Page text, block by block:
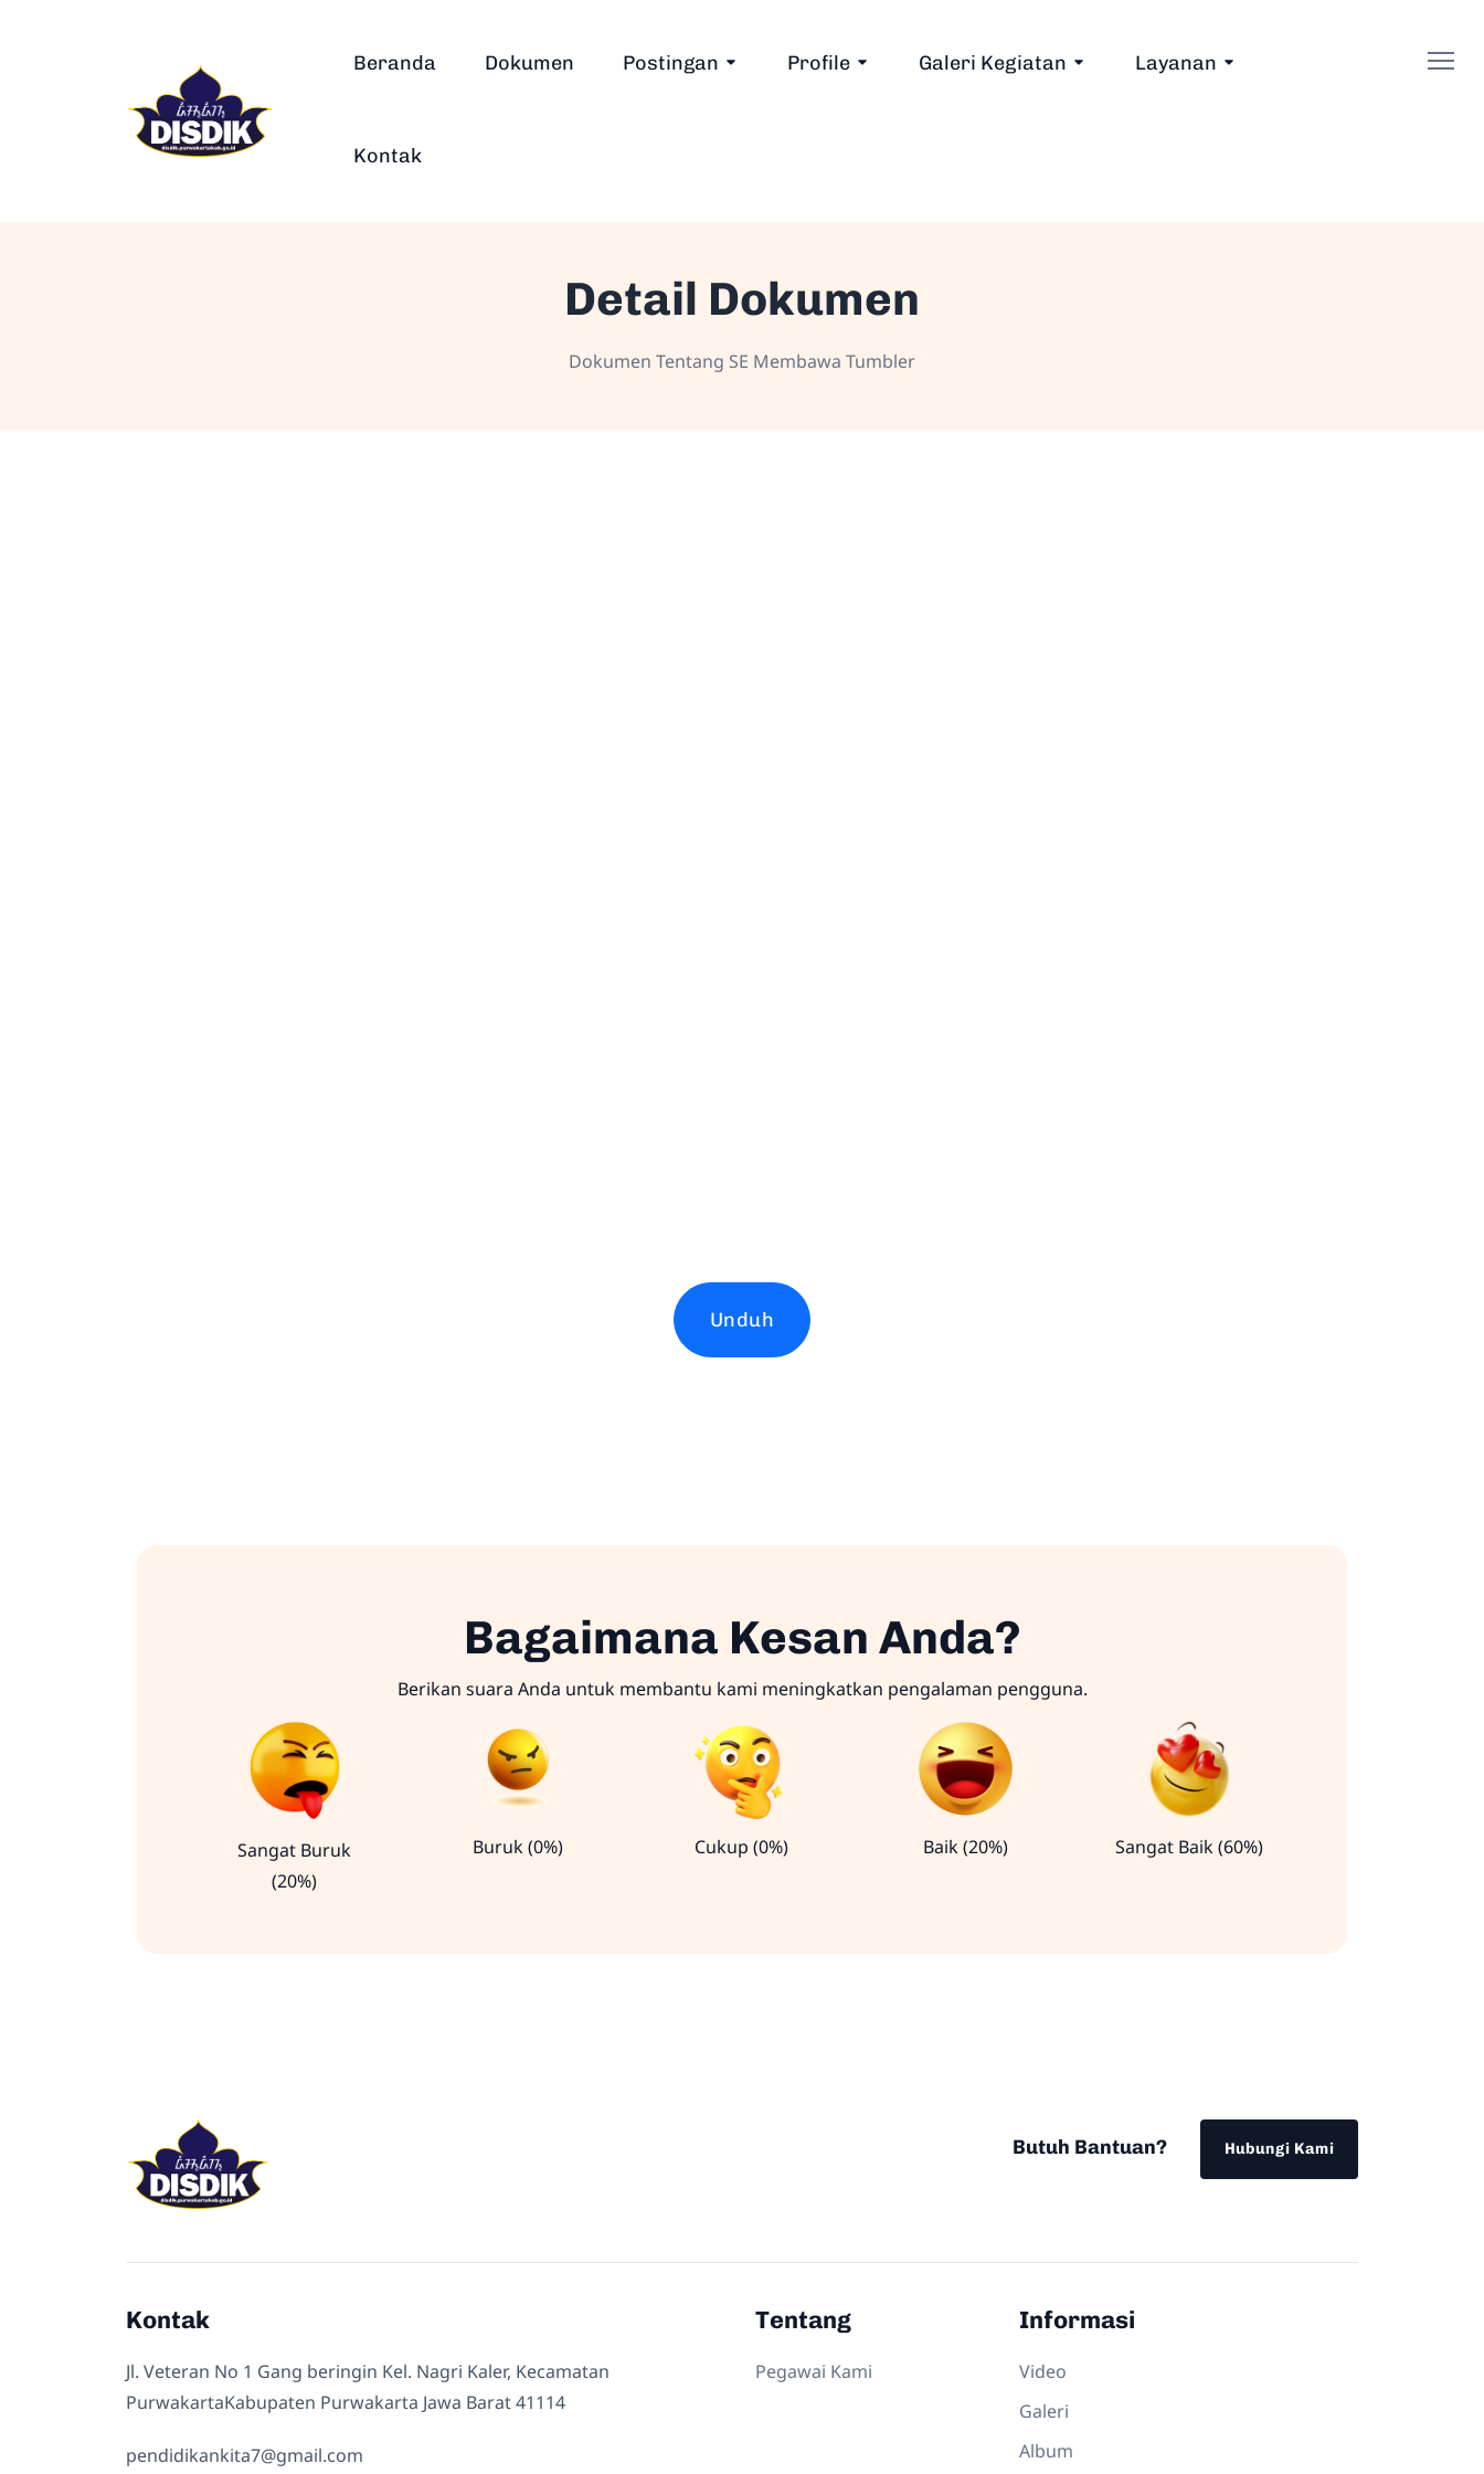
Beranda Dokumen Postingan Profile Galeri Kegiatan Layanan
Kontak
Detail Dokumen
Dokumen Tentang SE Membawa Tumbler
Unduh
Bagaimana Kesan Anda?
Berikan suara Anda untuk membantu kami meningkatkan pengalaman pengguna.
Sangat Buruk
(20%)
Buruk (0%) Cukup (0%) Baik (20%) Sangat Baik (60%)
Butuh Bantuan? Hubungi Kami
Kontak
Jl. Veteran No 1 Gang beringin Kel. Nagri Kaler, Kecamatan
PurwakartaKabupaten Purwakarta Jawa Barat 41114
pendidikankita7@gmail.com
Tentang
Pegawai Kami
Informasi
Video
Galeri
Album